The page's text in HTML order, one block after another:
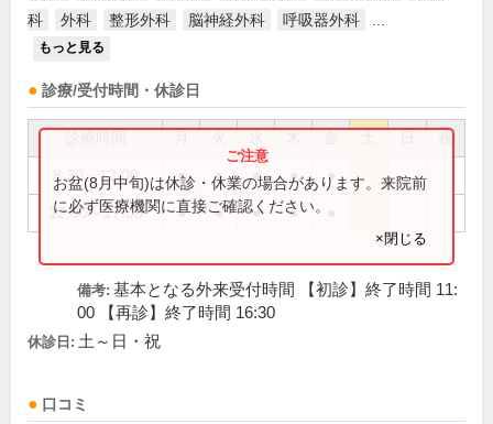
科
外科 整形外科 脳神経外科 呼吸器外科
もっと見る
診療/受付時間・休診日
祝
8:30～12:00 ● ● ● ● ●
12:00～17:00 ● ● ● ●
お盆(8月中旬)は休診・休業の場合があります。来院前
に必ず医療機関に直接ご確認ください。
×閉じる
備考: 基本となる外来受付時間 【初診】終了時間 11:
00 【再診】終了時間 16:30
休診日: 土～日・祝
口コミ